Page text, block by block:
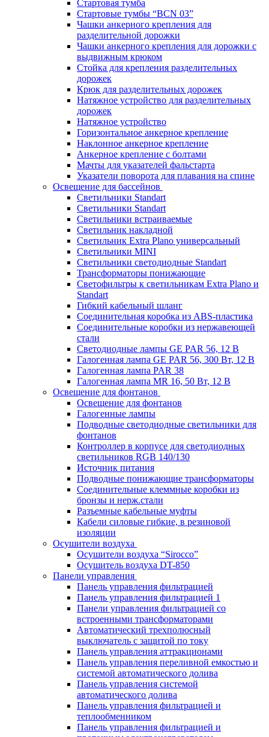
Стартовая тумба
Стартовые тумбы “BCN 03”
Чашки анкерного крепления для
разделительной дорожки
Чашки анкерного крепления для дорожки с
выдвижным крюком
Стойка для крепления разделительных
дорожек
Крюк для разделительных дорожек
Натяжное устройство для разделительных
дорожек
Натяжное устройство
Горизонтальное анкерное крепление
Наклонное анкерное крепление
Анкерное крепление с болтами
Мачты для указателей фальстарта
Указатели поворота для плавания на спине
Освещение для бассейнов
Светильники Standart
Светильники Standart
Светильники встраиваемые
Светильник накладной
Светильник Extra Plano универсальный
Светильники MINI
Светильники светодиодные Standart
Трансформаторы понижающие
Светофильтры к светильникам Extra Plano и
Standart
Гибкий кабельный шланг
Соединительная коробка из ABS-пластика
Соединительные коробки из нержавеющей
стали
Светодиодные лампы GE PAR 56, 12 В
Галогенная лампа GE PAR 56, 300 Вт, 12 В
Галогенная лампа PAR 38
Галогенная лампа MR 16, 50 Вт, 12 В
Освещение для фонтанов
Освещение для фонтанов
Галогенные лампы
Подводные светодиодные светильники для
фонтанов
Контроллер в корпусе для светодиодных
светильников RGB 140/130
Источник питания
Подводные понижающие трансформаторы
Соединительные клеммные коробки из
бронзы и нерж.стали
Разъемные кабельные муфты
Кабели силовые гибкие, в резиновой
изоляции
Осушители воздуха
Осушители воздуха “Sirocco”
Осушитель воздуха DT-850
Панели управления
Панель управления фильтрацией
Панель управления фильтрацией 1
Панели управления фильтрацией cо
встроенными трансформаторами
Автоматический трехполюсный
выключатель с защитой по току
Панель управления аттракционами
Панель управления переливной емкостью и
системой автоматического долива
Панель управления системой
автоматического долива
Панель управления фильтрацией и
теплообменником
Панель управления фильтрацией и